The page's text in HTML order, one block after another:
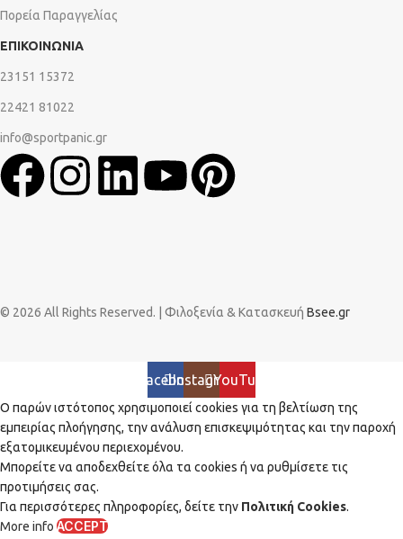
Πορεία Παραγγελίας
ΕΠΙΚΟΙΝΩΝΙΑ
23151 15372
22421 81022
info@sportpanic.gr
© 2026 All Rights Reserved. | Φιλοξενία & Κατασκευή Bsee.gr
FacebookInstagramYouTube
Ο παρών ιστότοπος χρησιμοποιεί cookies για τη βελτίωση της
εμπειρίας πλοήγησης, την ανάλυση επισκεψιμότητας και την παροχή
εξατομικευμένου περιεχομένου.
Μπορείτε να αποδεχθείτε όλα τα cookies ή να ρυθμίσετε τις
προτιμήσεις σας.
Για περισσότερες πληροφορίες, δείτε την Πολιτική Cookies.
More info ACCEPT